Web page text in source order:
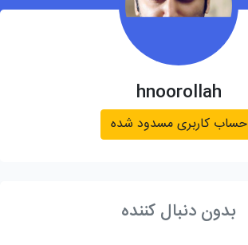
hnoorollah
حساب کاربری مسدود شده
بدون دنبال کننده